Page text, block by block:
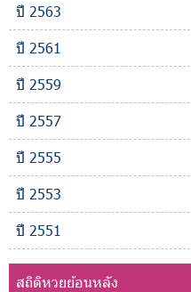
ปี 2563
ปี 2561
ปี 2559
ปี 2557
ปี 2555
ปี 2553
ปี 2551
สถิติหวยย้อนหลัง